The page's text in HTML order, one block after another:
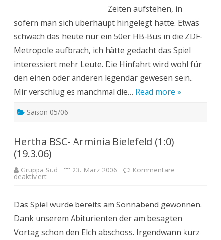
Zeiten aufstehen, in
sofern man sich überhaupt hingelegt hatte. Etwas
schwach das heute nur ein 50er HB-Bus in die ZDF-
Metropole aufbrach, ich hätte gedacht das Spiel
interessiert mehr Leute. Die Hinfahrt wird wohl für
den einen oder anderen legendär gewesen sein..
Mir verschlug es manchmal die… Read more »
Saison 05/06
Hertha BSC- Arminia Bielefeld (1:0)
(19.3.06)
Gruppa Süd 23. März 2006 Kommentare
deaktiviert
Bielefeld
(19.3.06)
Das Spiel wurde bereits am Sonnabend gewonnen.
Dank unserem Abiturienten der am besagten
Vortag schon den Elch abschoss. Irgendwann kurz